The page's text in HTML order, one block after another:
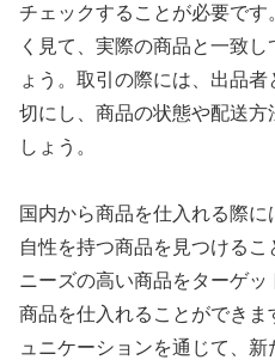
チェックすることが必要で
く見て、実際の商品と一致
ょう。取引の際には、出品
切にし、商品の状態や配送方
しょう。
国内から商品を仕入れる際
自性を持つ商品を見つける
ニーズの高い商品をターゲ
商品を仕入れることができま
ュニケーションを通じて、